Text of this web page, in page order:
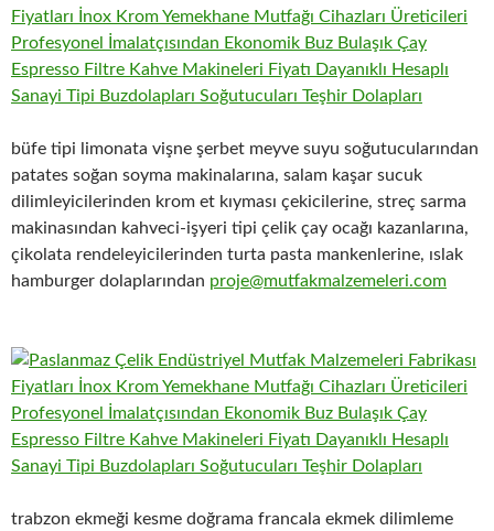
büfe tipi limonata vişne şerbet meyve suyu soğutucularından
patates soğan soyma makinalarına, salam kaşar sucuk
dilimleyicilerinden krom et kıyması çekicilerine, streç sarma
makinasından kahveci-işyeri tipi çelik çay ocağı kazanlarına,
çikolata rendeleyicilerinden turta pasta mankenlerine, ıslak
hamburger dolaplarından proje@mutfakmalzemeleri.com
trabzon ekmeği kesme doğrama francala ekmek dilimleme